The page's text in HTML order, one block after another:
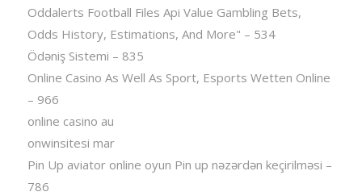
Oddalerts Football Files Api Value Gambling Bets,
Odds History, Estimations, And More" – 534
Ödəniş Sistemi – 835
Online Casino As Well As Sport, Esports Wetten Online
– 966
online casino au
onwinsitesi mar
Pin Up aviator️ online oyun Pin up nəzərdən keçirilməsi –
786